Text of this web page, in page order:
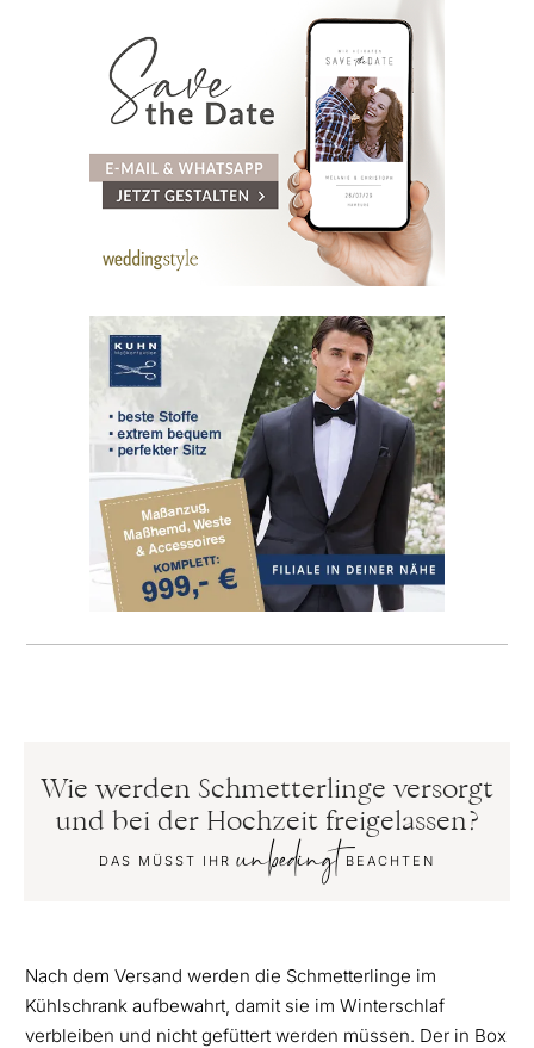
Wie werden Schmetterlinge versorgt
und bei der Hochzeit freigelassen?
DAS MÜSST IHRunbedingt BEACHTEN
Nach dem Versand werden die Schmetterlinge im
Kühlschrank aufbewahrt, damit sie im Winterschlaf
verbleiben und nicht gefüttert werden müssen. Der in Box